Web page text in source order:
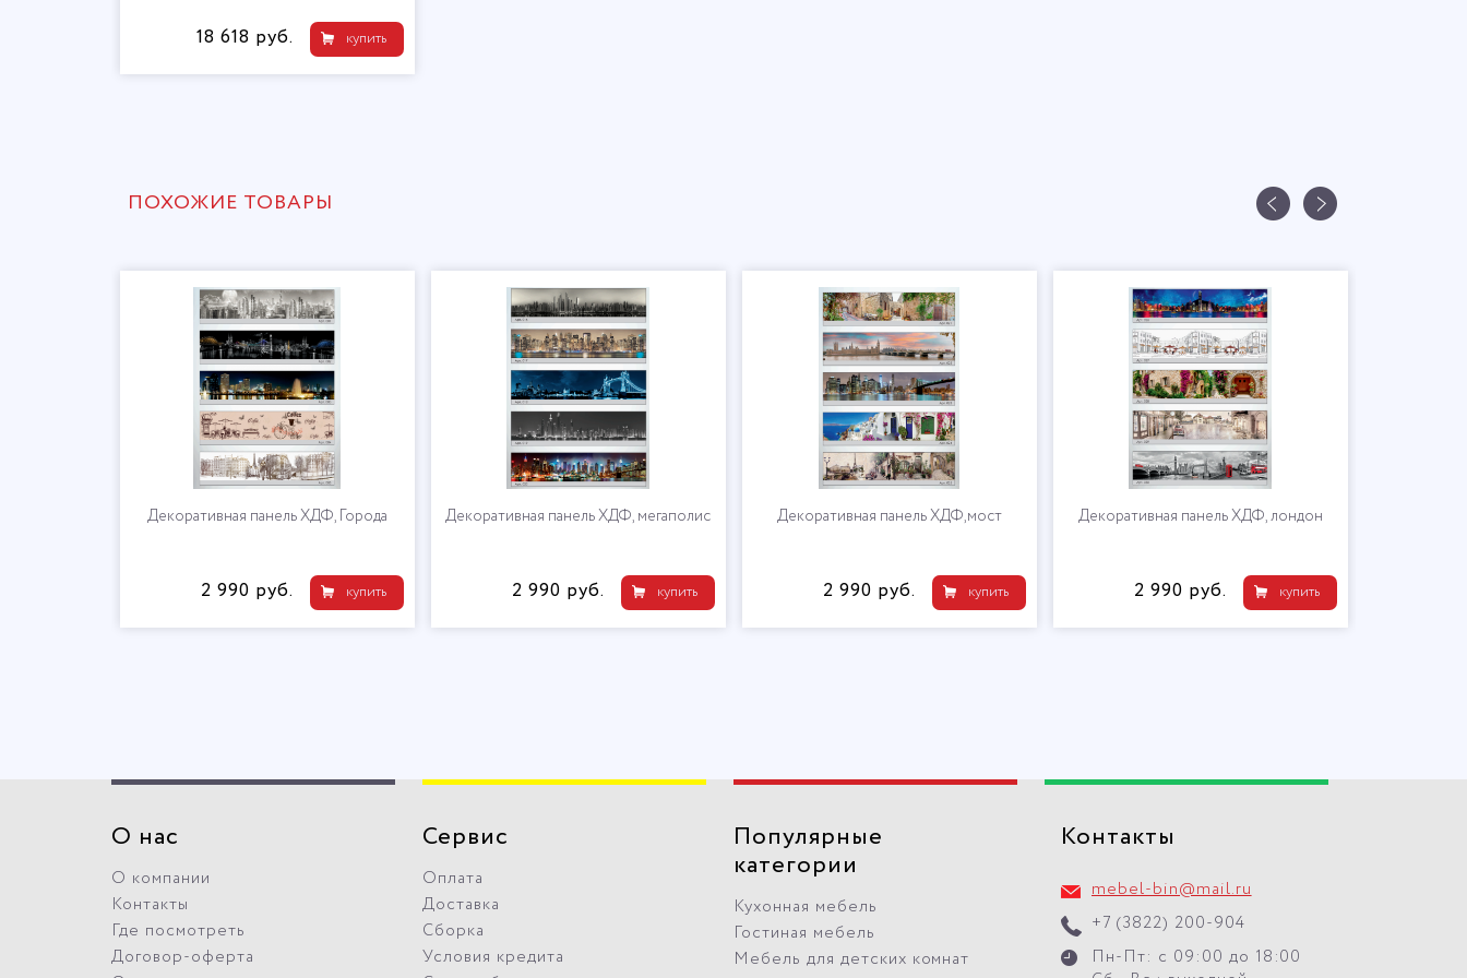
купить
18 618 руб.
ПОХОЖИЕ ТОВАРЫ
Декоративная панель ХДФ, Города
купить
2 990 руб.
Декоративная панель ХДФ, мегаполис
купить
2 990 руб.
Декоративная панель ХДФ,мост
купить
2 990 руб.
Декоративная панель ХДФ, лондон
купить
2 990 руб.
О нас
О компании
Контакты
Где посмотреть
Договор-оферта
Сервис
Оплата
Доставка
Сборка
Условия кредита
Популярные
категории
Кухонная мебель
Гостиная мебель
Мебель для детских комнат
Контакты
mebel-bin@mail.ru
+7 (3822) 200-904
Пн-Пт: с 09:00 до 18:00